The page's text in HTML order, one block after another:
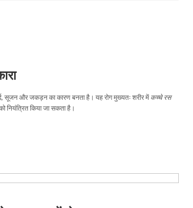
सूजन और जकड़न का कारण बनता है। यह रोग मुख्यतः शरीर मेंकच्चे रस
नियंत्रित किया जा सकता है।